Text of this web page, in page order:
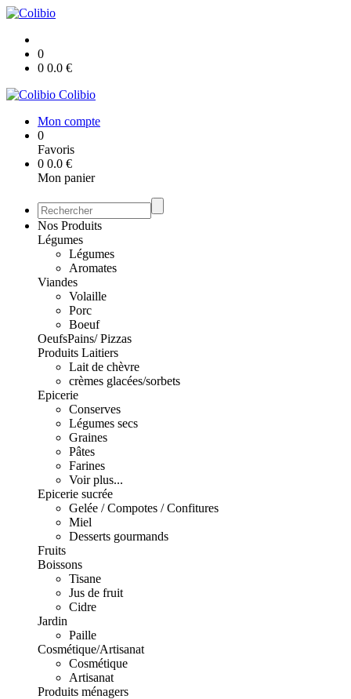
0
0 0.0 €
Colibio
Mon compte
0
Favoris
0 0.0 €
Mon panier
Nos Produits
Légumes
Légumes
Aromates
Viandes
Volaille
Porc
Boeuf
OeufsPains/ Pizzas
Produits Laitiers
Lait de chèvre
crèmes glacées/sorbets
Epicerie
Conserves
Légumes secs
Graines
Pâtes
Farines
Voir plus...
Epicerie sucrée
Gelée / Compotes / Confitures
Miel
Desserts gourmands
Fruits
Boissons
Tisane
Jus de fruit
Cidre
Jardin
Paille
Cosmétique/Artisanat
Cosmétique
Artisanat
Produits ménagers